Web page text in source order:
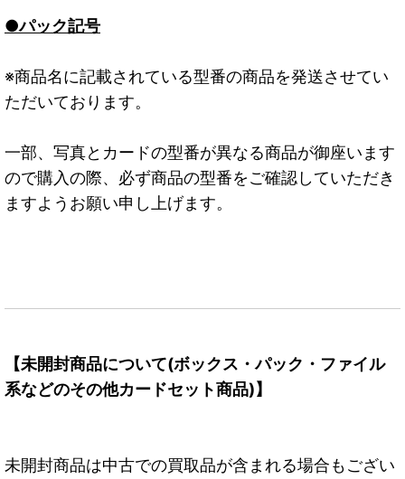
●パック記号
※商品名に記載されている型番の商品を発送させてい
ただいております。
一部、写真とカードの型番が異なる商品が御座います
ので購入の際、必ず商品の型番をご確認していただき
ますようお願い申し上げます。
【未開封商品について(ボックス・パック・ファイル
系などのその他カードセット商品)】
未開封商品は中古での買取品が含まれる場合もござい